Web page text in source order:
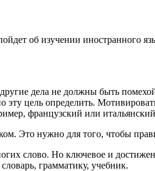
об изучении
дела не должны быть
цель определить.
французский или
. Это нужно для того, чтобы
слово. Но ключевое и
грамматику, учебник.